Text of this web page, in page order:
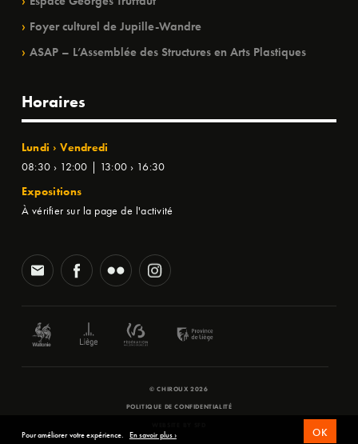
Foyer culturel de Jupille-Wandre
ASAP – L’Assemblée des Structures en Arts Plastiques
Horaires
Lundi › Vendredi
08:30 › 12:00 | 13:00 › 16:30
Expositions
À vérifier sur la page de l'activité
© CHIROUX 2026
POLITIQUE DE CONFIDENTIALITÉ
Pour améliorer votre expérience. En savoir plus › OK